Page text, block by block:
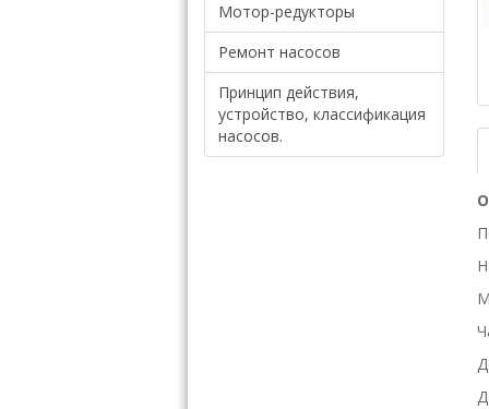
Мотор-редукторы
Ремонт насосов
Принцип действия,
устройство, классификация
насосов.